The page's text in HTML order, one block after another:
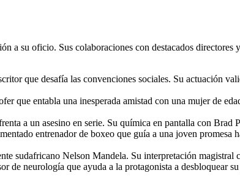
a su oficio. Sus colaboraciones con destacados
que desafía las convenciones sociales. Su actuación
que entabla una inesperada amistad con una mujer de
a un asesino en serie. Su química en pantalla con Brad
entrenador de boxeo que guía a una joven promesa
sudafricano Nelson Mandela. Su interpretación magistral
neurología que ayuda a la protagonista a desbloquear